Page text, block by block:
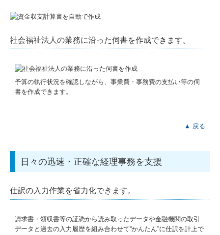
社会福祉法人の業務に沿った伺書を作成できます。
予算の執行状況を確認しながら、事業費・事務費の支払い等の伺
書を作成できます。
▲ 戻る
日々の迅速・正確な経理事務を支援
仕訳の入力作業を省力化できます。
請求書・領収書等の証憑から読み取ったデータや金融機関の取引
データと過去の入力履歴を組み合わせて“かんたん”に仕訳を計上で